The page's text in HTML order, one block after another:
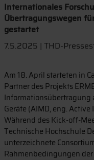
Internationales
Übertragungswegen
gestartet
7.5.2025 | THD-
Am 18. April starteten in
Partner des Projekts
Informationsübertragung
Geräte (AIMD, eng.
Während des Kick-off-
Technische Hochschule
unterzeichnete
Rahmenbedingungen